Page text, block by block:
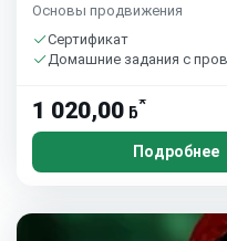
Основы продвижения
Сертификат
Домашние задания с
1 020,00 ƃ*
Подробнее